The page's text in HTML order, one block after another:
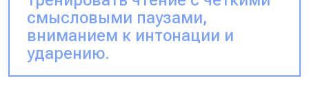
смысловыми паузами,
вниманием к интонации и
ударению.